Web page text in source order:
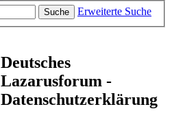
Suche
Erweiterte Suche
Deutsches
Lazarusforum -
Datenschutzerklärung